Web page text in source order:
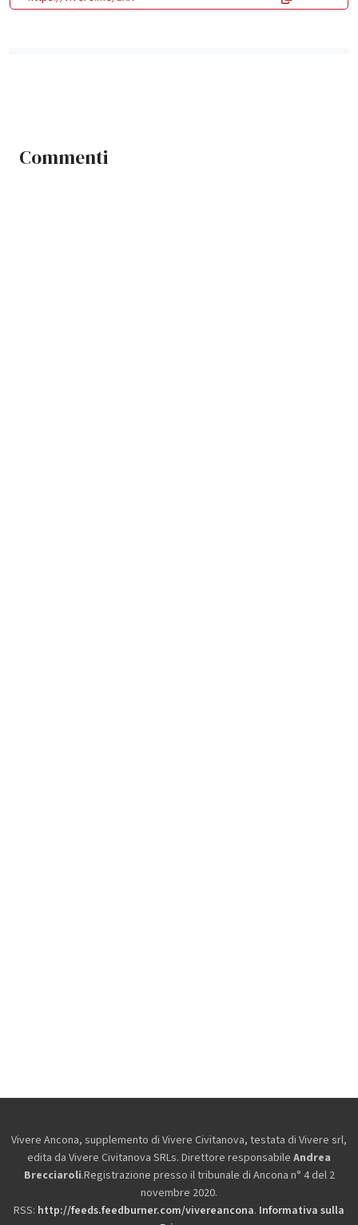
Commenti
Vivere Ancona, supplemento di Vivere Civitanova, testata di Vivere srl,
edita da Vivere Civitanova SRLs. Direttore responsabile Andrea
Brecciaroli.Registrazione presso il tribunale di Ancona n° 4 del 2
novembre 2020.
RSS: http://feeds.feedburner.com/vivereancona. Informativa sulla